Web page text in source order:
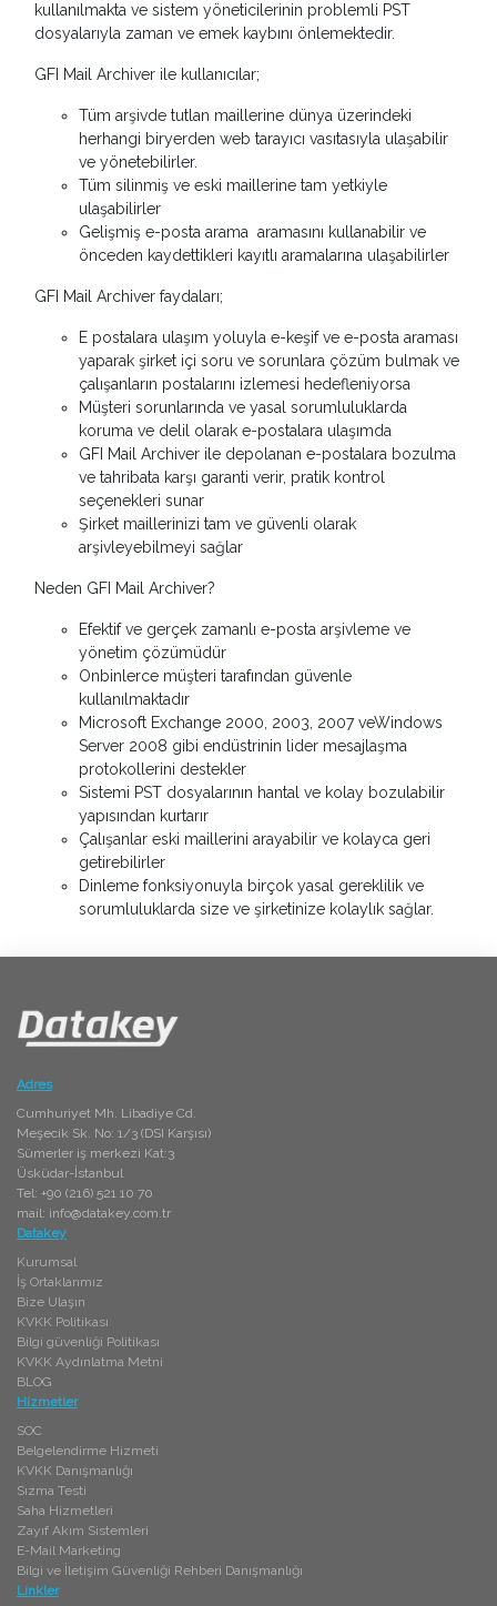
kullanılmakta ve sistem yöneticilerinin problemli PST
dosyalarıyla zaman ve emek kaybını önlemektedir.
GFI Mail Archiver ile kullanıcılar;
Tüm arşivde tutlan maillerine dünya üzerindeki
herhangi biryerden web tarayıcı vasıtasıyla ulaşabilir
ve yönetebilirler.
Tüm silinmiş ve eski maillerine tam yetkiyle
ulaşabilirler
Gelişmiş e-posta arama aramasını kullanabilir ve
önceden kaydettikleri kayıtlı aramalarına ulaşabilirler
GFI Mail Archiver faydaları;
E postalara ulaşım yoluyla e-keşif ve e-posta araması
yaparak şirket içi soru ve sorunlara çözüm bulmak ve
çalışanların postalarını izlemesi hedefleniyorsa
Müşteri sorunlarında ve yasal sorumluluklarda
koruma ve delil olarak e-postalara ulaşımda
GFI Mail Archiver ile depolanan e-postalara bozulma
ve tahribata karşı garanti verir, pratik kontrol
seçenekleri sunar
Şirket maillerinizi tam ve güvenli olarak
arşivleyebilmeyi sağlar
Neden GFI Mail Archiver?
Efektif ve gerçek zamanlı e-posta arşivleme ve
yönetim çözümüdür
Onbinlerce müşteri tarafından güvenle
kullanılmaktadır
Microsoft Exchange 2000, 2003, 2007 veWindows
Server 2008 gibi endüstrinin lider mesajlaşma
protokollerini destekler
Sistemi PST dosyalarının hantal ve kolay bozulabilir
yapısından kurtarır
Çalışanlar eski maillerini arayabilir ve kolayca geri
getirebilirler
Dinleme fonksiyonuyla birçok yasal gereklilik ve
sorumluluklarda size ve şirketinize kolaylık sağlar.
Adres
Cumhuriyet Mh. Libadiye Cd.
Meşecik Sk. No: 1/3 (DSI Karşısı)
Sümerler iş merkezi Kat:3
Üsküdar-İstanbul
Tel: +90 (216) 521 10 70
mail: info@datakey.com.tr
Datakey
Kurumsal
İş Ortaklarımız
Bize Ulaşın
KVKK Politikası
Bilgi güvenliği Politikası
KVKK Aydınlatma Metni
BLOG
Hizmetler
SOC
Belgelendirme Hizmeti
KVKK Danışmanlığı
Sızma Testi
Saha Hizmetleri
Zayıf Akım Sistemleri
E-Mail Marketing
Bilgi ve İletişim Güvenliği Rehberi Danışmanlığı
Linkler